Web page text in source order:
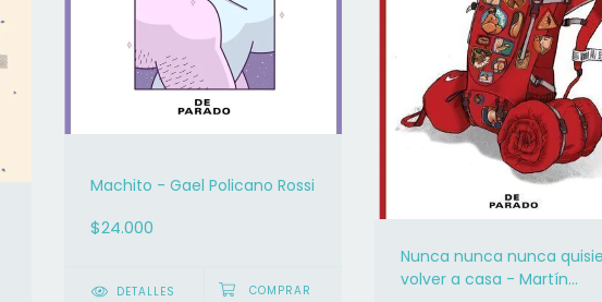
Machito - Gael Policano Rossi
$24.000
DETALLES
Nunca nunca nunca
volver a casa - Martín